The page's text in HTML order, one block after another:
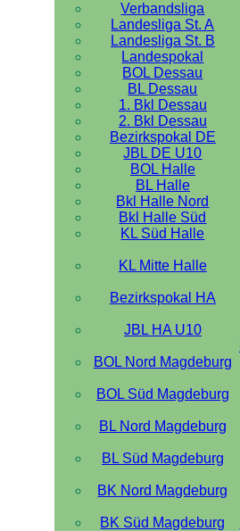
Verbandsliga
Landesliga St. A
Landesliga St. B
Landespokal
BOL Dessau
BL Dessau
1. Bkl Dessau
2. Bkl Dessau
Bezirkspokal DE
JBL DE U10
BOL Halle
BL Halle
Bkl Halle Nord
Bkl Halle Süd
KL Süd Halle
KL Mitte Halle
Bezirkspokal HA
JBL HA U10
BOL Nord Magdeburg
BOL Süd Magdeburg
BL Nord Magdeburg
BL Süd Magdeburg
BK Nord Magdeburg
BK Süd Magdeburg